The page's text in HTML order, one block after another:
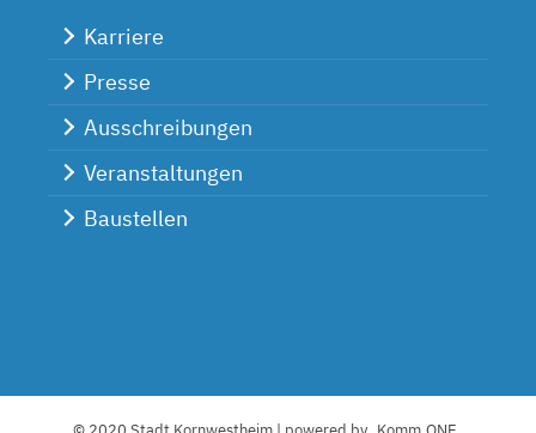
Karriere
Presse
Ausschreibungen
Veranstaltungen
Baustellen